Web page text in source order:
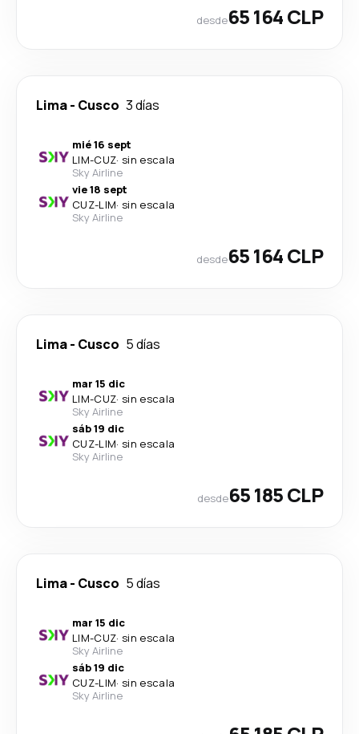
desde65 164 CLP
Lima- Cusco 3 días
mié 16 sept
LIM-CUZ· sin escala
Sky Airline
vie 18 sept
CUZ-LIM· sin escala
Sky Airline
desde65 164 CLP
Lima- Cusco 5 días
mar 15 dic
LIM-CUZ· sin escala
Sky Airline
sáb 19 dic
CUZ-LIM· sin escala
Sky Airline
desde65 185 CLP
Lima- Cusco 5 días
mar 15 dic
LIM-CUZ· sin escala
Sky Airline
sáb 19 dic
CUZ-LIM· sin escala
Sky Airline